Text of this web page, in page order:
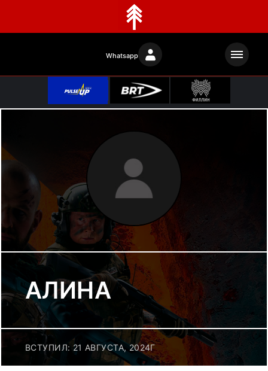
Whatsapp
АЛИНА
ВСТУПИЛ: 21 АВГУСТА, 2024Г